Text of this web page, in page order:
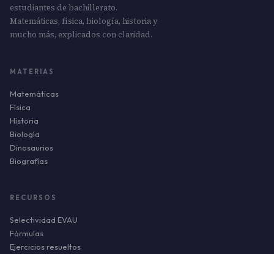
estudiantes de bachillerato.
Matemáticas, física, biología, historia y
mucho más, explicados con claridad.
MATERIAS
Matemáticas
Física
Historia
Biología
Dinosaurios
Biografías
RECURSOS
Selectividad EVAU
Fórmulas
Ejercicios resueltos